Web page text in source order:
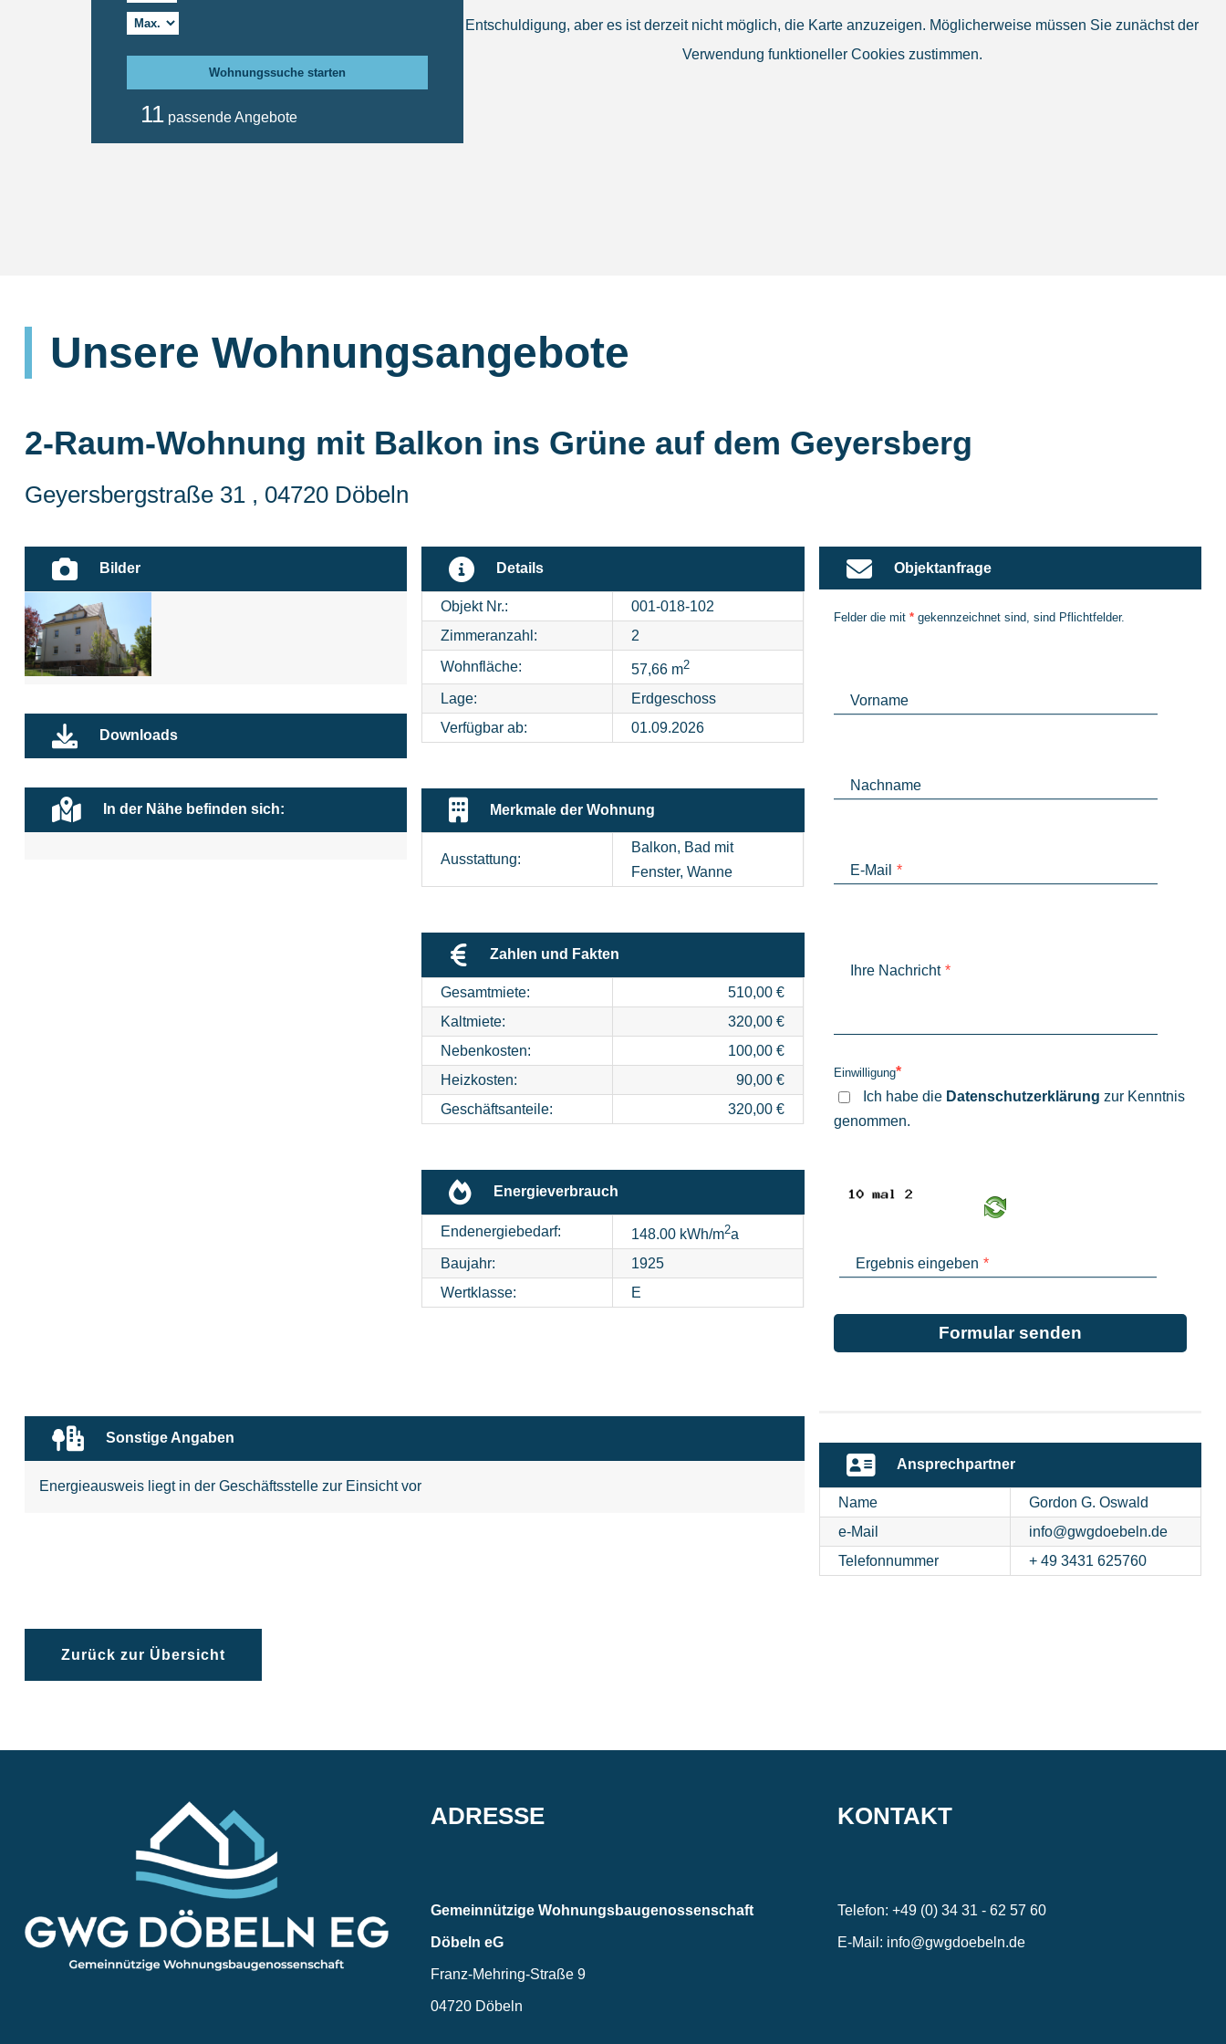
Wohnungssuche starten
11passende Angebote
Entschuldigung, aber es ist derzeit nicht möglich, die Karte anzuzeigen. Möglicherweise müssen Sie zunächst der
Verwendung funktioneller Cookies zustimmen.
Unsere Wohnungsangebote
2-Raum-Wohnung mit Balkon ins Grüne auf dem Geyersberg
Geyersbergstraße 31 , 04720 Döbeln
Bilder
Downloads
In der Nähe befinden sich:
Details
Objekt Nr.:
001-018-102
Zimmeranzahl:
2
Wohnfläche:
57,66 m2
Lage:
Erdgeschoss
Verfügbar ab:
01.09.2026
Merkmale der Wohnung
Ausstattung:
Balkon, Bad mit
Fenster, Wanne
Zahlen und Fakten
Gesamtmiete:
510,00 €
Kaltmiete:
320,00 €
Nebenkosten:
100,00 €
Heizkosten:
90,00 €
Geschäftsanteile:
320,00 €
Energieverbrauch
Endenergiebedarf: 148.00 kWh/m2a
Baujahr:
1925
Wertklasse:
E
Sonstige Angaben
Energieausweis liegt in der Geschäftsstelle zur Einsicht vor
Objektanfrage
Felder die mit *gekennzeichnet sind, sind Pflichtfelder.
Vorname
Nachname
E-Mail *
Ihre Nachricht *
Einwilligung*
Ich habe die Daten­schutz­erklärung zur Kenntnis
genommen.
Ergebnis eingeben *
Formular senden
Ansprechpartner
Name
Gordon G. Oswald
e-Mail
info@gwgdoebeln.de
Telefonnummer
+ 49 3431 625760
Zurück zur Übersicht
ADRESSE
Gemein­nützige Wohnungs­bau­genossen­schaft
Döbeln eG
Franz-Mehring-Straße 9
04720 Döbeln
KONTAKT
Telefon: +49 (0) 34 31 - 62 57 60
E-Mail: info@gwgdoebeln.de